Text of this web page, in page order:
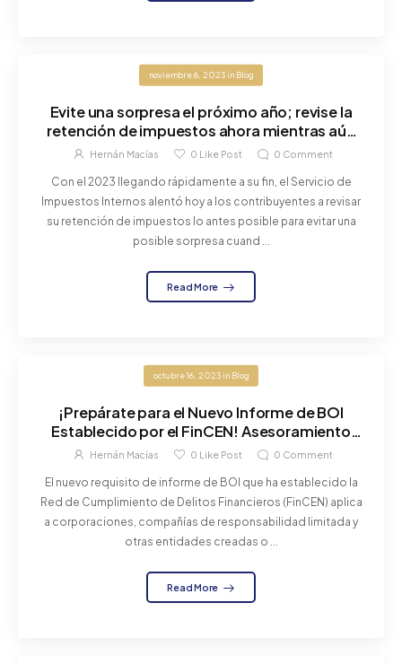
noviembre 6, 2023in Blog
Evite una sorpresa el próximo año; revise la
retención de impuestos ahora mientras aún
tiene tiempo
Hernán Macías 0 Like Post 0 Comment
Con el 2023 llegando rápidamente a su fin, el Servicio de
Impuestos Internos alentó hoy a los contribuyentes a revisar
su retención de impuestos lo antes posible para evitar una
posible sorpresa cuand ...
Read More
octubre 16, 2023in Blog
¡Prepárate para el Nuevo Informe de BOI
Establecido por el FinCEN! Asesoramiento
Clave para Empresas ante su Obligatoriedad
Hernán Macías 0 Like Post 0 Comment
El nuevo requisito de informe de BOI que ha establecido la
Red de Cumplimiento de Delitos Financieros (FinCEN) aplica
a corporaciones, compañías de responsabilidad limitada y
otras entidades creadas o ...
Read More